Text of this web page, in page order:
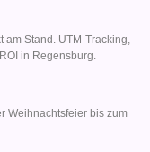
am Stand. UTM-Tracking,
in Regensburg.
Weihnachtsfeier bis zum